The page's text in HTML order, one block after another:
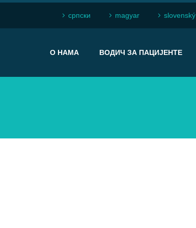
српски magyar slovenský
О НАМА ВОДИЧ ЗА ПАЦИЈЕНТЕ